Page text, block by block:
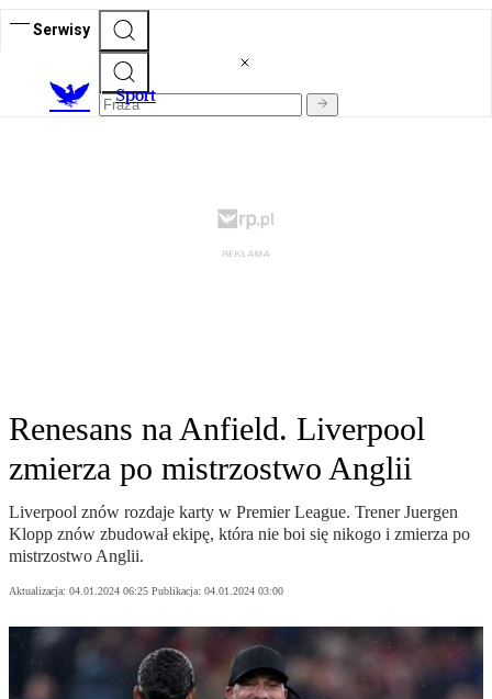
Serwisy
Sport
Renesans na Anfield. Liverpool
zmierza po mistrzostwo Anglii
Liverpool znów rozdaje karty w Premier League. Trener Juergen
Klopp znów zbudował ekipę, która nie boi się nikogo i zmierza po
mistrzostwo Anglii.
Aktualizacja: 04.01.2024 06:25 Publikacja: 04.01.2024 03:00